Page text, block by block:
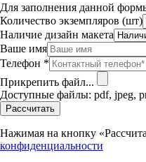
Для заполнения данной
Количество экземпляров (шт)
Наличие дизайн макета
Ваше имя
Телефон *
Прикрепить файл...
Доступные файлы: pdf, jpeg,
Рассчитать
Нажимая на кнопку
конфиденциальности